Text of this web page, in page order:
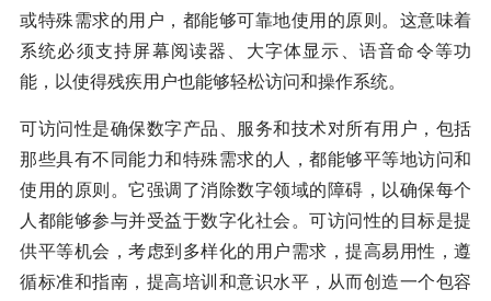
或特殊需求的用户，都能够可靠地使用的原则。这意味着
系统必须支持屏幕阅读器、大字体显示、语音命令等功
能，以使得残疾用户也能够轻松访问和操作系统。
可访问性是确保数字产品、服务和技术对所有用户，包括
那些具有不同能力和特殊需求的人，都能够平等地访问和
使用的原则。它强调了消除数字领域的障碍，以确保每个
人都能够参与并受益于数字化社会。可访问性的目标是提
供平等机会，考虑到多样化的用户需求，提高易用性，遵
循标准和指南，提高培训和意识水平，从而创造一个包容